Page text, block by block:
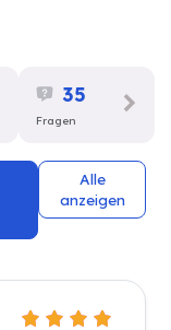
35
Fragen
Alle
anzeigen